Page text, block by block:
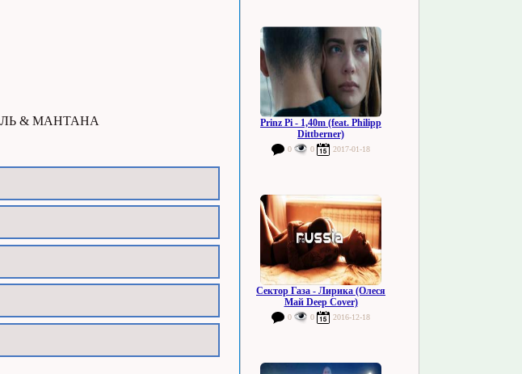
& МАНТАНА
Prinz Pi - 1,40m (feat. Philipp
Dittberner)
0 0 2017-01-18
Сектор Газа - Лирика (Олеся
Май Deep Cover)
0 0 2016-12-18